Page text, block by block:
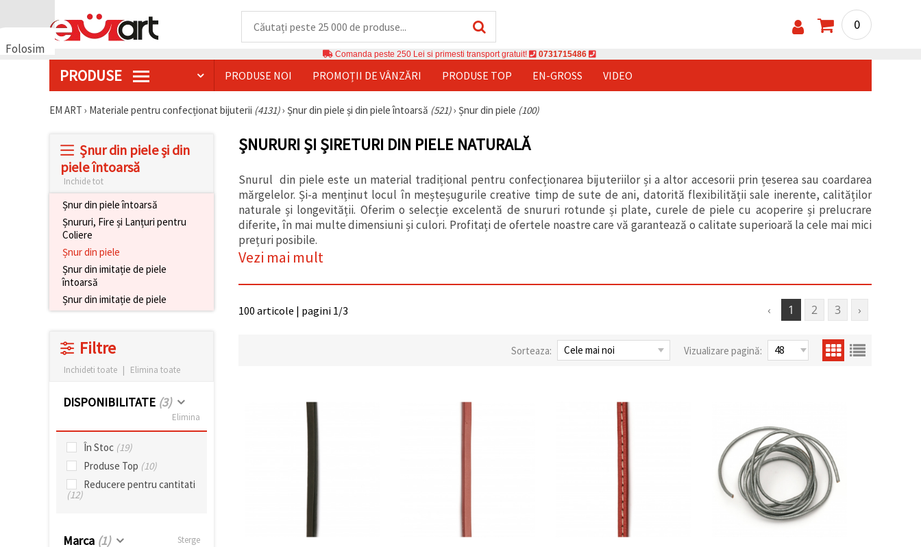
Folosim
dumneavoastră,
0
Comanda peste 250 Lei si primesti transport gratuit! 0731715486
PRODUSE PRODUSE NOI PROMOȚII DE VÂNZĂRI PRODUSE TOP EN-GROSS VIDEO
EM ART › Materiale pentru confecționat bijuterii (4131)› Șnur din piele și din piele întoarsă (521)› Șnur din piele (100)
Șnur din piele și din
piele întoarsă
Inchide tot
Șnur din piele întoarsă
Șnururi, Fire și Lanțuri pentru
Coliere
Șnur din piele
Șnur din imitație de piele
întoarsă
Șnur din imitație de piele
Filtre
Inchideti toate | Elimina toate
DISPONIBILITATE (3)
Elimina
În Stoc (19)
Produse Top (10)
Reducere pentru cantitati
(12)
Marca (1) Sterge
ȘNURURI ȘI ȘIRETURI DIN PIELE NATURALĂ
Snurul din piele este un material tradițional pentru confecționarea bijuteriilor și a altor accesorii prin țeserea sau coardarea
mărgelelor. Și-a menținut locul în meșteșugurile creative timp de sute de ani, datorită flexibilității sale inerente, calităților
naturale și longevității. Oferim o selecție excelentă de snururi rotunde și plate, curele de piele cu acoperire și prelucrare
diferite, în mai multe dimensiuni și culori. Profitați de ofertele noastre care vă garantează o calitate superioară la cele mai mici
prețuri posibile.
Vezi mai mult
‹ 1 2 3 ›
100 articole | pagini 1/3
Sorteaza: Vizualizare pagină: